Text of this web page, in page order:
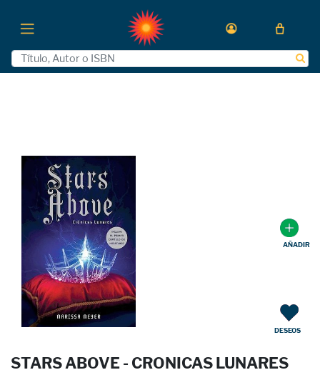
STARS ABOVE - CRONICAS LUNARES
AÑADIR
DESEOS